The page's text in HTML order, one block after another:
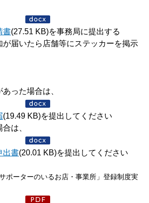
書(27.51 KB)を事務局に提出する
が届いたら店舗等にステッカーを掲示
った場合は、
(19.49 KB)を提出してください
は、
出書(20.01 KB)を提出してください
サポーターのいるお店・事業所」登録制度実